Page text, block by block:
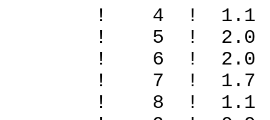
! 4 ! 1.1
! 5 ! 2.0
! 6 ! 2.0
! 7 ! 1.7
! 8 ! 1.1